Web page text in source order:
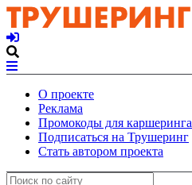
О проекте
Реклама
Промокоды для каршеринга
Подписаться на Трушеринг
Стать автором проекта